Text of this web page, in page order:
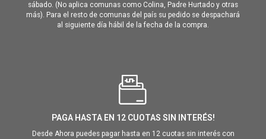
sábado. (No aplica comunas como Colina, Padre Hurtado y otras
más). Para el resto de comunas del país su pedido se despachará
al siguiente día hábil de la fecha de la compra.
PAGA HASTA EN 12 CUOTAS SIN INTERÉS!
Desde Ahora puedes pagar hasta en 12 cuotas sin interés con